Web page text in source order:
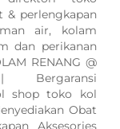
& perlengkapan
air, kolam
dan perikanan
RENANG @
shop toko kol
Obat
Aksesories